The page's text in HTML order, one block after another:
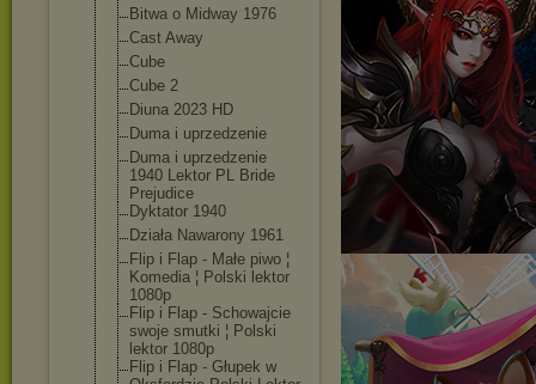
Bitwa o Midway 1976
Cast Away
Cube
Cube 2
Diuna 2023 HD
Duma i uprzedzenie
Duma i uprzedzenie
1940 Lektor PL Bride
Prejudice
Dyktator 1940
Działa Nawarony 1961
Flip i Flap - Małe piwo ¦
Komedia ¦ Polski lektor
1080p
Flip i Flap - Schowajcie
swoje smutki ¦ Polski
lektor 1080p
Flip i Flap - Głupek w